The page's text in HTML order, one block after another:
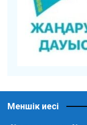
Меншік иесі